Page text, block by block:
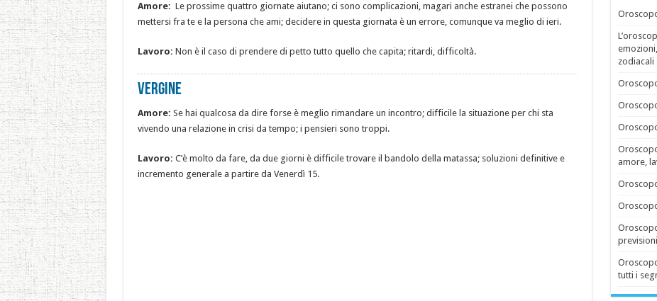
Amore: Le prossime quattro giornate aiutano; ci sono complicazioni, magari anche estranei che possono
mettersi fra te e la persona che ami; decidere in questa giornata è un errore, comunque va meglio di ieri.
Lavoro: Non è il caso di prendere di petto tutto quello che capita; ritardi, difficoltà.
Vergine
Amore: Se hai qualcosa da dire forse è meglio rimandare un incontro; difficile la situazione per chi sta
vivendo una relazione in crisi da tempo; i pensieri sono troppi.
Lavoro: C’è molto da fare, da due giorni è difficile trovare il bandolo della matassa; soluzioni definitive e
incremento generale a partire da Venerdì 15.
zodiacali
amore,
tutti i